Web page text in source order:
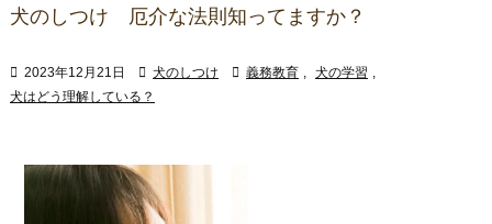
犬のしつけ 厄介な法則知ってますか？
 2023年12月21日  犬のしつけ  義務教育 , 犬の学習 ,
犬はどう理解している？